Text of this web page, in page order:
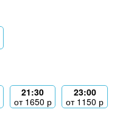
21:30
от 1650 р
23:00
от 1150 р